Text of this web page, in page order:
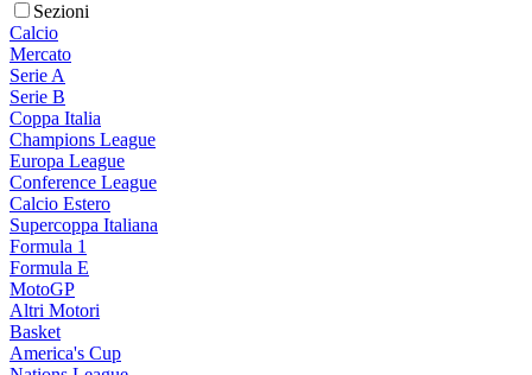
Sezioni
Calcio
Mercato
Serie A
Serie B
Coppa Italia
Champions League
Europa League
Conference League
Calcio Estero
Supercoppa Italiana
Formula 1
Formula E
MotoGP
Altri Motori
Basket
America's Cup